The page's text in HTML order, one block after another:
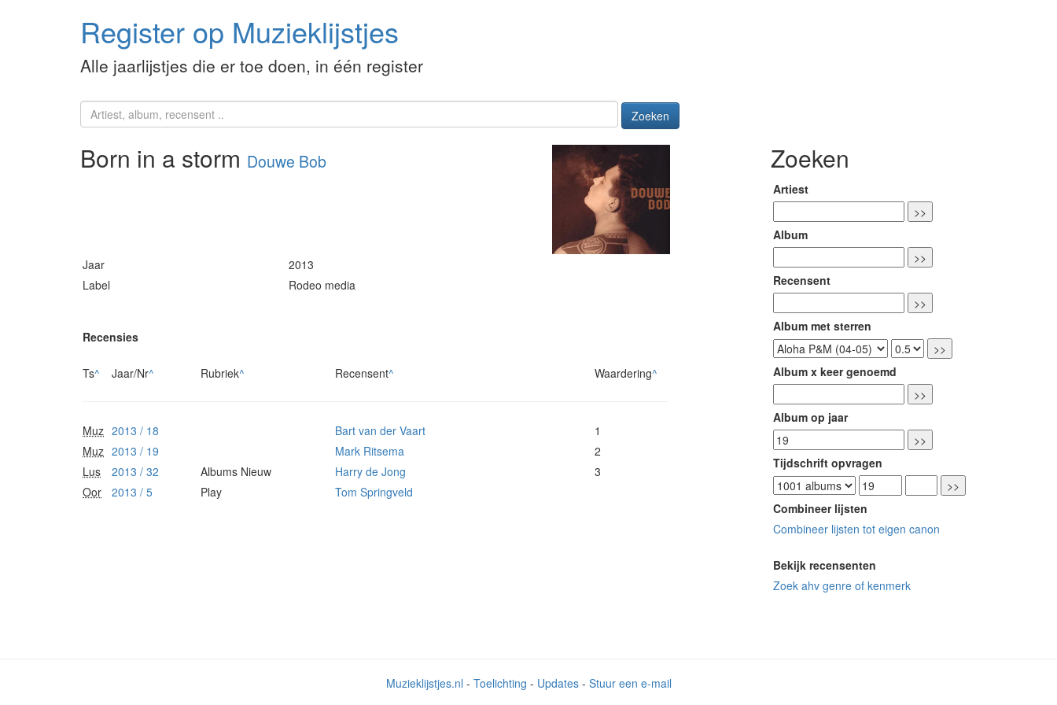
Register op Muzieklijstjes
Alle jaarlijstjes die er toe doen, in één register
Zoeken
Born in a storm Douwe Bob
Jaar
2013
Label
Rodeo media
Recensies
Ts^ Jaar/Nr^ Rubriek^ Recensent^ Waardering^
Muz 2013 / 18 Bart van der Vaart
1
Muz 2013 / 19 Mark Ritsema
2
Lus
2013 / 32 Albums Nieuw Harry de Jong
3
Oor
2013 / 5 Play Tom Springveld
Zoeken
Artiest
Album
Recensent
Album met sterren
Album x keer genoemd
Album op jaar
Tijdschrift opvragen
Combineer lijsten
Combineer lijsten tot eigen canon
Bekijk recensenten
Zoek ahv genre of kenmerk
Muzieklijstjes.nl - Toelichting - Updates- Stuur een e-mail